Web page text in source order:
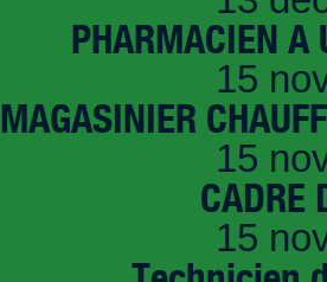
PHARMACIEN A
15
MAGASINIER
15
CADRE
15